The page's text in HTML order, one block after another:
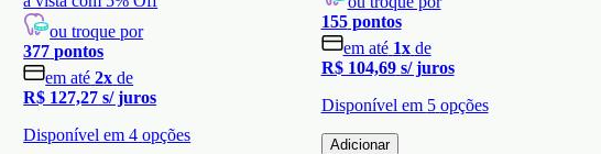
ou troque por
377 pontos
em até 2x de
R$ 127,27 s/ juros
Disponível em4 opções
155pontos
em até 1x de
R$ 104,69 s/ juros
Disponível em 5 opções
Adicionar